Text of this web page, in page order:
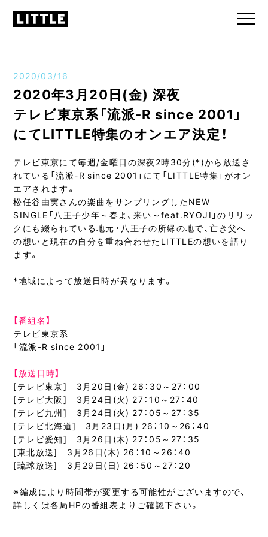
2020/03/16
2020年3月20日(金) 深夜
テレビ東京系「流派-R since 2001」
にてLITTLE特集のオンエア決定！
テレビ東京にて毎週/金曜日の深夜2時30分(*)から放送さ
れている「流派-R since 2001」にて「LITTLE特集」がオン
エアされます。
松任谷由実さんの楽曲をサンプリングしたNEW
SINGLE「八王子少年～春よ、来い～feat.RYOJI」のリリッ
クにも綴られている地元・八王子の所縁の地で、亡き父へ
の想いと現在の自分を重ね合わせたLITTLEの想いを語り
ます。
*地域によって放送日時が異なります。
【番組名】
テレビ東京系
「流派-R since 2001」
【放送日時】
[テレビ東京] 3月20日(金) 26：30～27：00
[テレビ大阪] 3月24日(火) 27：10～27：40
[テレビ九州] 3月24日(火) 27：05～27：35
[テレビ北海道] 3月23日(月) 26：10～26：40
[テレビ愛知] 3月26日(木) 27：05～27：35
[東北放送] 3月26日(木) 26：10～26：40
[琉球放送] 3月29日(日) 26：50～27：20
※編成により時間帯が変更する可能性がございますので、
詳しくは各局HPの番組表よりご確認下さい。